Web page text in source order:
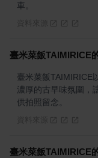
車。
臺米菜飯TAIMIRICE
臺米菜飯TAIMIRICE
濃厚的古早味氛圍，
供拍照留念。
臺米菜飯TAIMIRICE